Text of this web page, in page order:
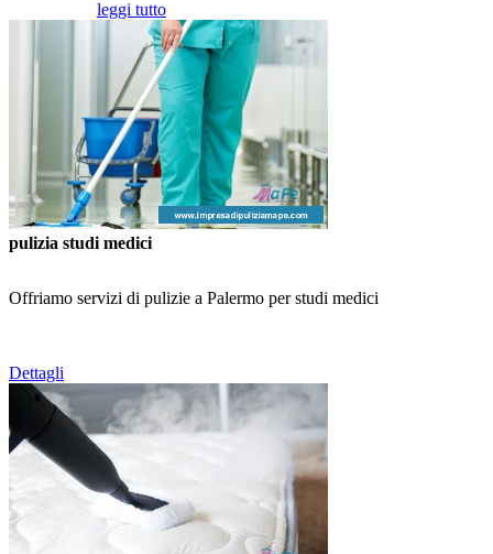
leggi tutto
pulizia studi medici
Offriamo servizi di pulizie a Palermo per studi medici
Dettagli